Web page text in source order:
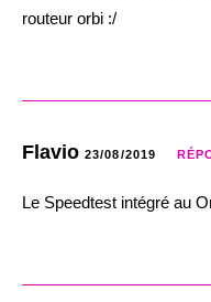
routeur orbi :/
Flavio 23/08/2019
Le Speedtest intégré au